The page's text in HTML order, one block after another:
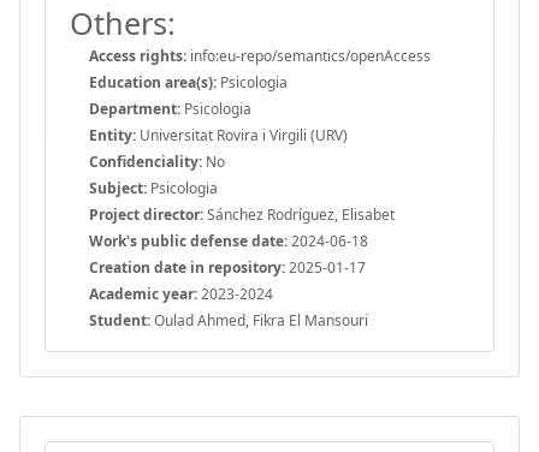
Others:
Access rights: info:eu-repo/semantics/openAccess
Education area(s): Psicologia
Department: Psicologia
Entity: Universitat Rovira i Virgili (URV)
Confidenciality: No
Subject: Psicologia
Project director:Sánchez Rodríguez, Elisabet
Work's public defense date:2024-06-18
Creation date in repository:2025-01-17
Academic year:2023-2024
Student:Oulad Ahmed, Fikra El Mansouri